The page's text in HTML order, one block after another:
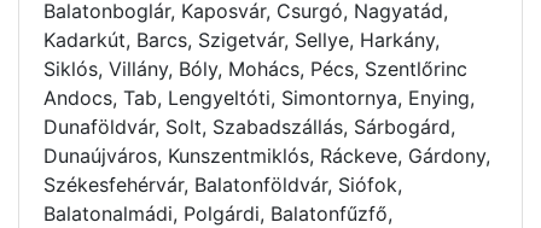
Balatonboglár, Kaposvár, Csurgó, Nagyatád,
Kadarkút, Barcs, Szigetvár, Sellye, Harkány,
Siklós, Villány, Bóly, Mohács, Pécs, Szentlőrinc
Andocs, Tab, Lengyeltóti, Simontornya, Enying,
Dunaföldvár, Solt, Szabadszállás, Sárbogárd,
Dunaújváros, Kunszentmiklós, Ráckeve, Gárdony,
Székesfehérvár, Balatonföldvár, Siófok,
Balatonalmádi, Polgárdi, Balatonfűzfő,